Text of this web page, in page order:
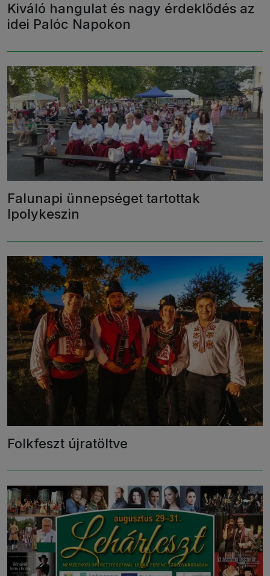
Kiváló hangulat és nagy érdeklődés az
idei Palóc Napokon
Falunapi ünnepséget tartottak
Ipolykeszin
Folkfeszt újratöltve